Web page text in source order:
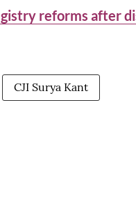
reforms after
CJI Surya Kant